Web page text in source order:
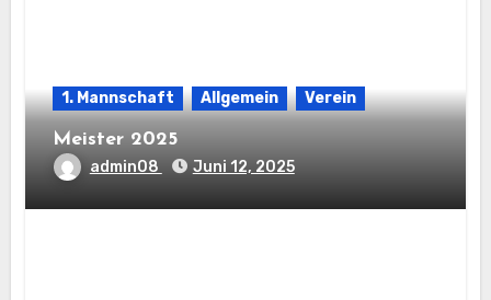
1. Mannschaft Allgemein Verein
Meister 2025
admin08 Juni 12, 2025